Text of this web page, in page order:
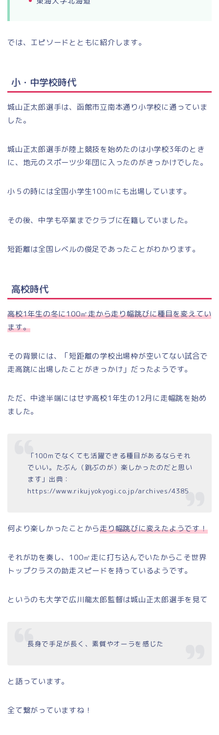
では、エピソードとともに紹介します。
小・中学校時代
城山正太郎選手は、函館市立南本通り小学校に通っていま
した。
城山正太郎選手が陸上競技を始めたのは小学校3年のとき
に、地元のスポーツ少年団に入ったのがきっかけでした。
小５の時には全国小学生100ｍにも出場しています。
その後、中学も卒業までクラブに在籍していました。
短距離は全国レベルの俊足であったことがわかります。
高校時代
高校1年生の冬に100㎡走から走り幅跳びに種目を変えてい
ます。
その背景には、「短距離の学校出場枠が空いてない試合で
走高跳に出場したことがきっかけ」だったようです。
ただ、中途半端にはせず高校1年生の12月に走幅跳を始め
ました。
「100ｍでなくても活躍できる種目があるならそれ
でいい。たぶん（跳ぶのが）楽しかったのだと思い
ます」出典：
https://www.rikujyokyogi.co.jp/archives/4385
何より楽しかったことから走り幅跳びに変えたようです！
それが功を奏し、100㎡走に打ち込んでいたからこそ世界
トップクラスの助走スピードを持っているようです。
というのも大学で広川龍太郎監督は城山正太郎選手を見て
長身で手足が長く、素質やオーラを感じた
と語っています。
全て繋がっていますね！